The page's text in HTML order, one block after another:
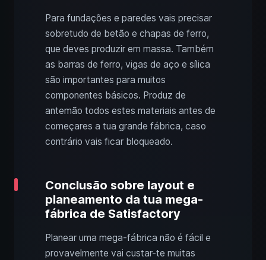
Para fundações e paredes vais precisar
sobretudo de betão e chapas de ferro,
que deves produzir em massa. Também
as barras de ferro, vigas de aço e sílica
são importantes para muitos
componentes básicos. Produz de
antemão todos estes materiais antes de
começares a tua grande fábrica, caso
contrário vais ficar bloqueado.
Conclusão sobre layout e
planeamento da tua mega-
fábrica de Satisfactory
Planear uma mega-fábrica não é fácil e
provavelmente vai custar-te muitas